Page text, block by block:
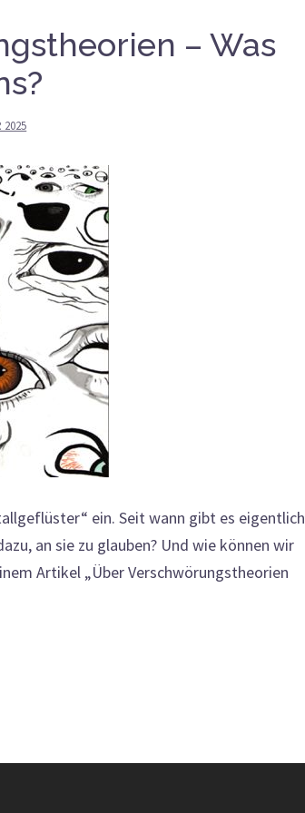
– Was
2025
ein. Seit wann gibt es eigentlich
an sie zu glauben? Und wie können wir
Artikel „Über Verschwörungstheorien